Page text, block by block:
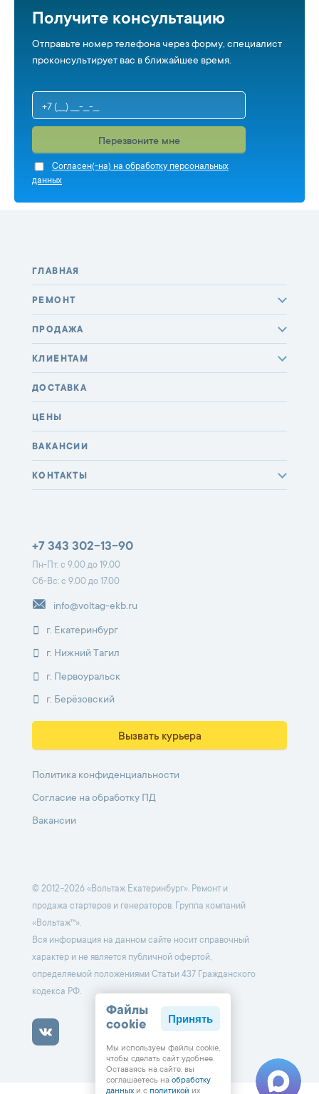
Получите консультацию
Отправьте номер телефона через форму, специалист
проконсультирует вас в ближайшее время.
Перезвоните мне
Cогласен(-на) на обработку персональных
данных
ГЛАВНАЯ
РЕМОНТ
ПРОДАЖА
КЛИЕНТАМ
ДОСТАВКА
ЦЕНЫ
ВАКАНСИИ
КОНТАКТЫ
+7 343 302-13-90
Пн-Пт: с 9.00 до 19.00
Сб-Вс: с 9.00 до 17.00
info@voltag-ekb.ru
г. Екатеринбург
г. Нижний Тагил
г. Первоуральск
г. Берёзовский
Вызвать курьера
Политика конфиденциальности
Согласие на обработку ПД
Вакансии
© 2012-2026 «Вольтаж Екатеринбург». Ремонт и
продажа стартеров и генераторов. Группа компаний
«Вольтаж™».
Вся информация на данном сайте носит справочный
характер и не является публичной офертой,
определяемой положениями Статьи 437 Гражданского
кодекса РФ.
Файлы
cookie
Принять
Мы используем файлы cookie,
чтобы cделать сайт удобнее.
Оставаясь на сайте, вы
соглашаетесь наобработку
данных и сполитикой их